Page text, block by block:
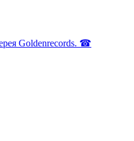
Goldenrecords. ☎